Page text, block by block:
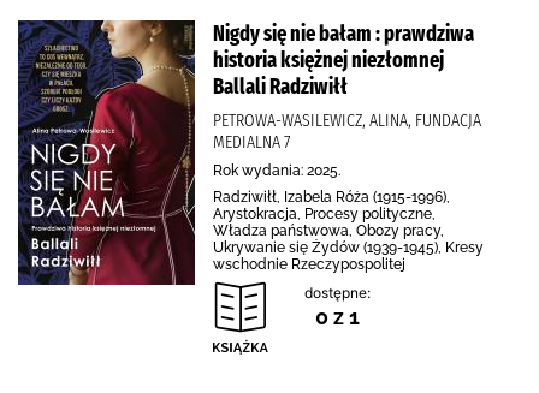
Nigdy się nie bałam : prawdziwa
historia księżnej niezłomnej
Ballali Radziwiłł
PETROWA-WASILEWICZ, ALINA, FUNDACJA
MEDIALNA 7
Rok wydania: 2025.
Radziwiłł, Izabela Róża (1915-1996),
Arystokracja, Procesy polityczne,
Władza państwowa, Obozy pracy,
Ukrywanie się Żydów (1939-1945), Kresy
wschodnie Rzeczypospolitej
dostępne:
0 z 1